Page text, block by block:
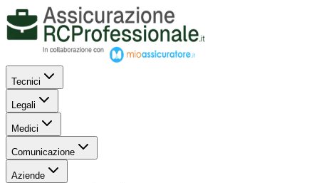
Tecnici
Legali
Medici
Comunicazione
Aziende